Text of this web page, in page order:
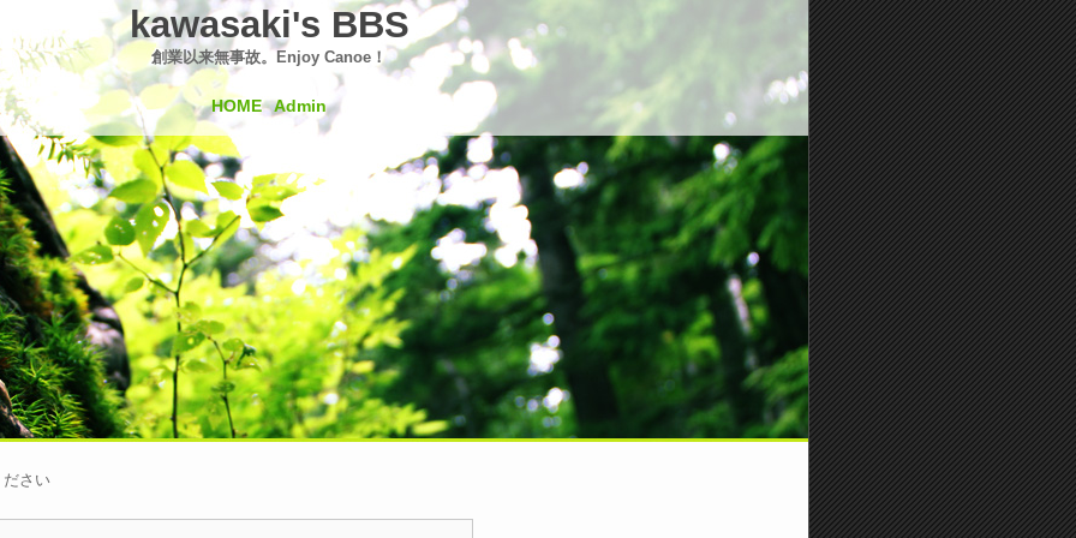
kawasaki's BBS
創業以来無事故。Enjoy Canoe！
HOME Admin
ださい